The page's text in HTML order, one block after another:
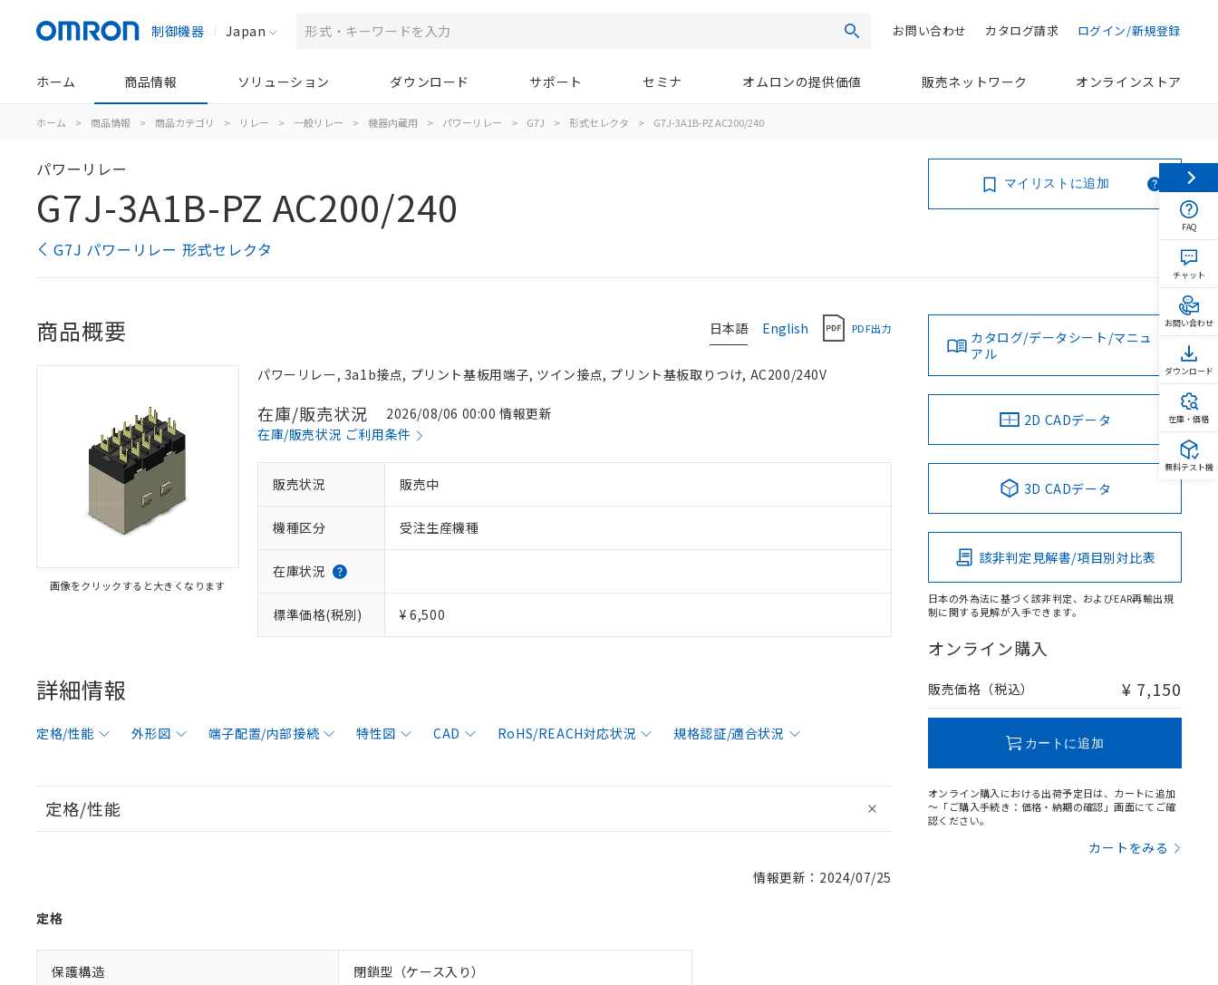
制御機器 Japan 検索 ログイン/新規登録
カタログ請求
お問い合わせ
ホーム 商品情報 ソリューション ダウンロード サポート セミナ オムロンの提供価値 販売ネットワーク オンラインストア
ホーム > 商品情報 > 商品カテゴリ > リレー > 一般リレー > 機器内蔵用 > パワーリレー > G7J > 形式セレクタ > G7J-3A1B-PZ AC200/240
パワーリレー
G7J-3A1B-PZ AC200/240
G7J パワーリレー 形式セレクタ
マイリストに追加
日本語 English PDF出力
商品概要
画像をクリックすると大きくなります
パワーリレー, 3a1b接点, プリント基板用端子, ツイン接点, プリント基板取りつけ, AC200/240V
在庫/販売状況
2026/08/06 00:00 情報更新
在庫/販売状況 ご利用条件
販売状況 販売中
機種区分 受注生産機種
在庫状況
標準価格(税別) ¥ 6,500
詳細情報
定格/性能 外形図 端子配置/内部接続 特性図 CAD RoHS/REACH対応状況 規格認証/適合状況
定格/性能
情報更新：2024/07/25
定格
保護構造 閉鎖型（ケース入り）
カタログ/データシート/マニュ
アル
2D CADデータ
3D CADデータ
該非判定見解書/項目別対比表
日本の外為法に基づく該非判定、およびEAR再輸出規
制に関する見解が入手できます。
オンライン購入
販売価格（税込） ¥ 7,150
カートに追加
オンライン購入における出荷予定日は、カートに追加
～「ご購入手続き：価格・納期の確認」画面にてご確
認ください。
カートをみる
FAQ
チャット
お問い合わせ
ダウンロード
在庫・価格
無料テスト機